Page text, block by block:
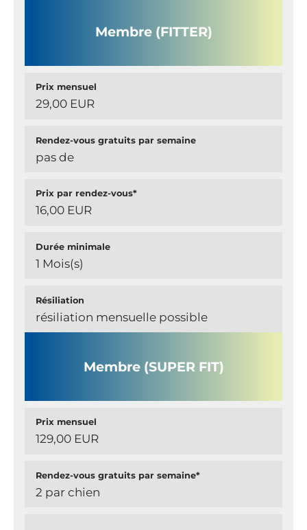
Membre (FITTER)
Prix mensuel
29,00 EUR
Rendez-vous gratuits par semaine
pas de
Prix par rendez-vous*
16,00 EUR
Durée minimale
1 Mois(s)
Résiliation
résiliation mensuelle possible
Membre (SUPER FIT)
Prix mensuel
129,00 EUR
Rendez-vous gratuits par semaine*
2 par chien